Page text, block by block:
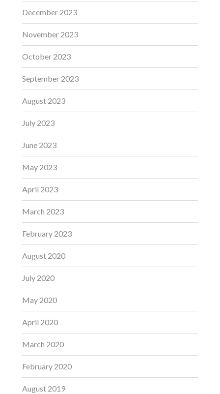
December 2023
November 2023
October 2023
September 2023
August 2023
July 2023
June 2023
May 2023
April 2023
March 2023
February 2023
August 2020
July 2020
May 2020
April 2020
March 2020
February 2020
August 2019